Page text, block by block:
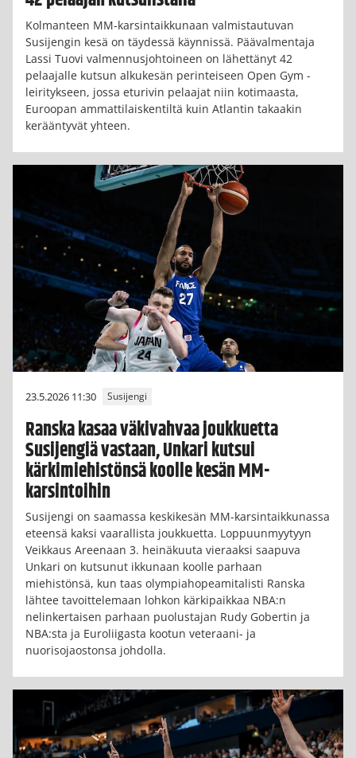
Kolmanteen MM-karsintaikkunaan valmistautuvan
Susijengin kesä on täydessä käynnissä. Päävalmentaja
Lassi Tuovi valmennusjohtoineen on lähettänyt 42
pelaajalle kutsun alkukesän perinteiseen Open Gym -
leiritykseen, jossa eturivin pelaajat niin kotimaasta,
Euroopan ammattilaiskentiltä kuin Atlantin takaakin
kerääntyvät yhteen.
23.5.2026 11:30 Susijengi
Ranska kasaa väkivahvaa joukkuetta
Susijengiä vastaan, Unkari kutsui
kärkimiehistönsä koolle kesän MM-
karsintoihin
Susijengi on saamassa keskikesän MM-karsintaikkunassa
eteensä kaksi vaarallista joukkuetta. Loppuunmyytyyn
Veikkaus Areenaan 3. heinäkuuta vieraaksi saapuva
Unkari on kutsunut ikkunaan koolle parhaan
miehistönsä, kun taas olympiahopeamitalisti Ranska
lähtee tavoittelemaan lohkon kärkipaikkaa NBA:n
nelinkertaisen parhaan puolustajan Rudy Gobertin ja
NBA:sta ja Euroliigasta kootun veteraani- ja
nuorisojaostonsa johdolla.